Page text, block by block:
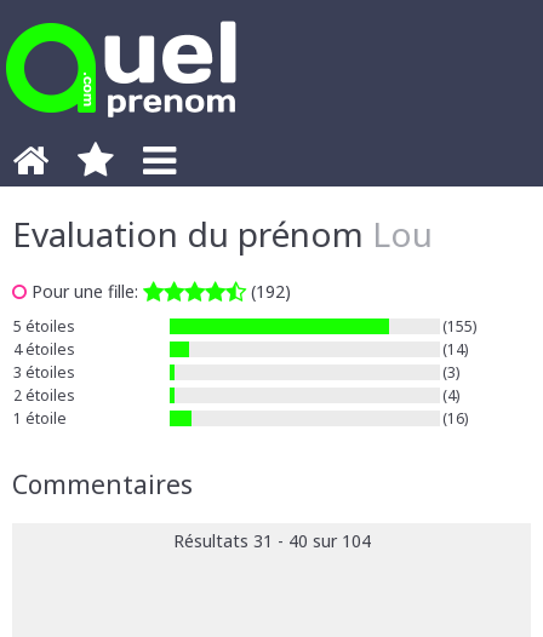
Evaluation du prénom Lou
Pour une fille: (192)
5 étoiles
(155)
4 étoiles
(14)
3 étoiles
(3)
2 étoiles
(4)
1 étoile
(16)
Commentaires
Résultats 31 - 40 sur 104